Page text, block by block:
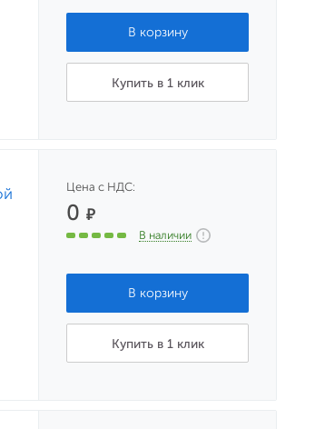
Купить в 1 клик
Цена с НДС:
0₽
В наличии
Купить в 1 клик